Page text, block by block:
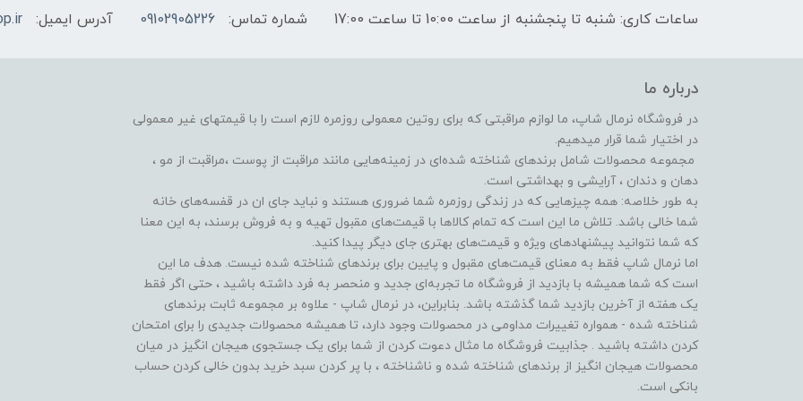
ساعات کاری: شنبه تا پنجشنبه از ساعت 10:00 تا ساعت 17:00 شماره تماس: 09102905226 آدرس ایمیل:
درباره ما
در فروشگاه‌ نرمال شاپ، ما لوازم مراقبتی که برای روتین معمولی روزمره لازم است را با قیمتهای غیر معمولی
در اختیار شما قرار میدهیم.
مجموعه محصولات شامل برندهای شناخته شده‌ای در زمینه‌هایی مانند مراقبت از پوست ،مراقبت از مو ️،
دهان و دندان ، آرایشی و بهداشتی است.
به طور خلاصه: همه چیزهایی که در زندگی روزمره شما ضروری هستند و نباید جای ان در قفسه‌های خانه
شما خالی باشد. تلاش ما این است که تمام کالاها با قیمت‌های مقبول تهیه و به فروش برسند، به این معنا
که شما نتوانید پیشنهادهای ویژه و قیمت‌های بهتری جای دیگر پیدا کنید.
اما نرمال شاپ فقط به معنای قیمت‌های مقبول و پایین برای برندهای شناخته شده نیست. هدف ما این
است که شما همیشه با بازدید از فروشگاه‌ ما تجربه‌ای جدید و منحصر به فرد داشته باشید ، حتی اگر فقط
یک هفته از آخرین بازدید شما گذشته باشد. بنابراین، در نرمال شاپ - علاوه بر مجموعه ثابت برندهای
شناخته شده - همواره تغییرات مداومی در محصولات وجود دارد، تا همیشه محصولات جدیدی را برای امتحان
کردن داشته باشید . جذابیت فروشگاه ما مثال دعوت کردن از شما برای یک جستجوی هیجان انگیز در میان
محصولات هیجان انگیز از برندهای شناخته شده و ناشناخته ، با پر کردن سبد خرید بدون خالی کردن حساب
بانکی است.